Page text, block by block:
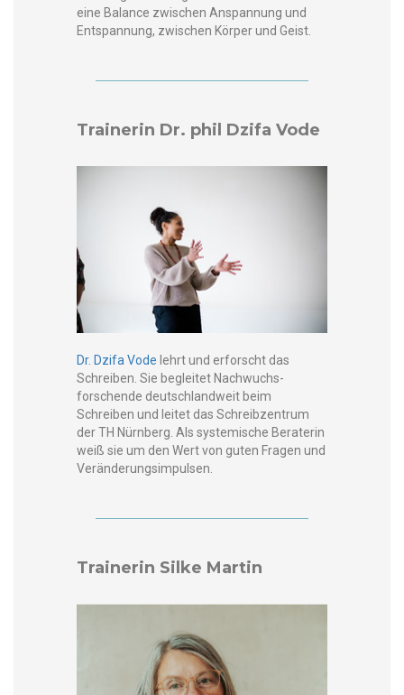
eine Bal­ance zwis­chen Anspan­nung und
Entspan­nung, zwis­chen Kör­p­er und Geist.
Trainerin Dr. phil Dzifa Vode
Dr. Dzi­fa Vode lehrt und erforscht das
Schreiben. Sie begleit­et Nach­wuchs­
forschende deutsch­landweit beim
Schreiben und leit­et das Schreibzen­trum
der TH Nürn­berg. Als sys­temis­che Bera­terin
weiß sie um den Wert von guten Fra­gen und
Veränderungsimpulsen.
Trainerin Silke Martin